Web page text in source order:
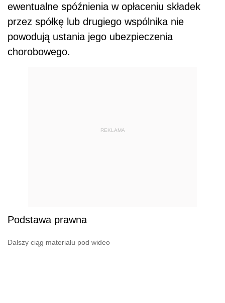
ewentualne spóźnienia w opłaceniu składek
przez spółkę lub drugiego wspólnika nie
powodują ustania jego ubezpieczenia
chorobowego.
REKLAMA
Podstawa prawna
Dalszy ciąg materiału pod wideo